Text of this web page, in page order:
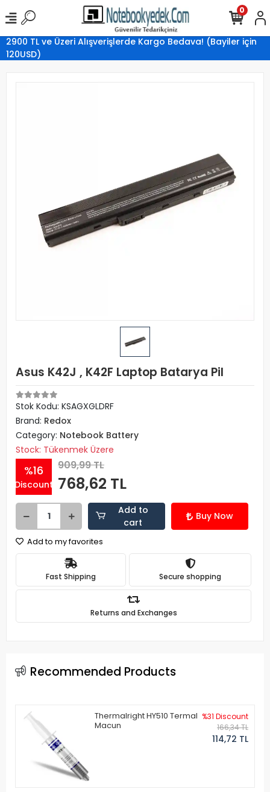
2900 TL ve Üzeri Alışverişlerde Kargo Bedava! (Bayiler için
120USD)
0
Asus K42J , K42F Laptop Batarya Pil
Stok Kodu: KSAGXGLDRF
Brand: Redox
Category: Notebook Battery
Stock: Tükenmek Üzere
%16
Discount
909,99 TL
768,62 TL
Add to
cart
Buy Now
Add to my favorites
Fast Shipping Secure shopping
Returns and Exchanges
Recommended Products
Thermalright HY510 Termal
Macun
%31 Discount
166,34 TL
114,72 TL